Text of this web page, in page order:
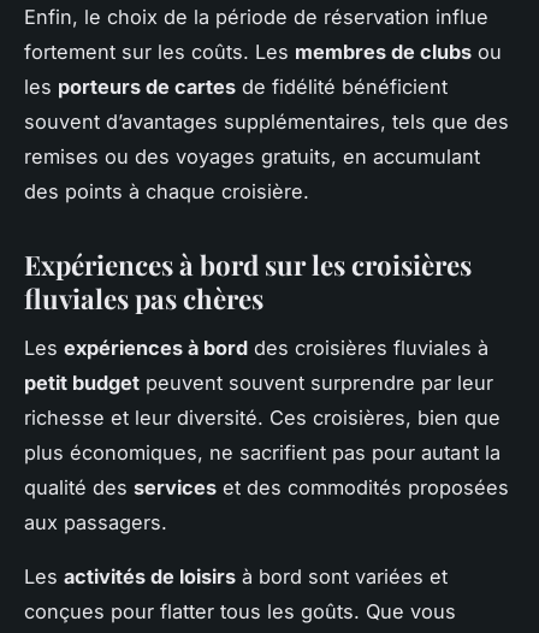
Enfin, le choix de la période de réservation influe
fortement sur les coûts. Les membres de clubs ou
les porteurs de cartes de fidélité bénéficient
souvent d’avantages supplémentaires, tels que des
remises ou des voyages gratuits, en accumulant
des points à chaque croisière.
Expériences à bord sur les croisières
fluviales pas chères
Les expériences à bord des croisières fluviales à
petit budget peuvent souvent surprendre par leur
richesse et leur diversité. Ces croisières, bien que
plus économiques, ne sacrifient pas pour autant la
qualité des services et des commodités proposées
aux passagers.
Les activités de loisirs à bord sont variées et
conçues pour flatter tous les goûts. Que vous